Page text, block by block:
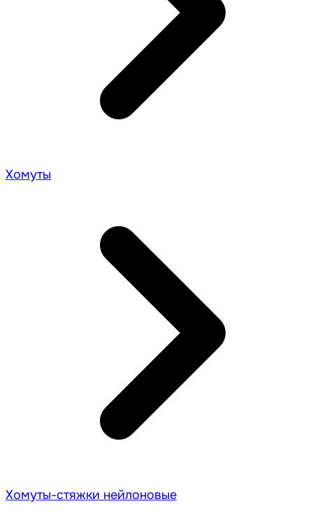
Хомуты
Хомуты-стяжки нейлоновые